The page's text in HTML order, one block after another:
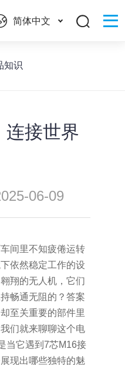
简体中文
知识
连接世界
06-09
间里不知疲倦运转
依然稳定工作的设
翔的无人机，它们
畅通无阻的？答案
至关重要的部件里
们就来聊聊这个电
当它遇到7芯M16接
现出哪些独特的魅